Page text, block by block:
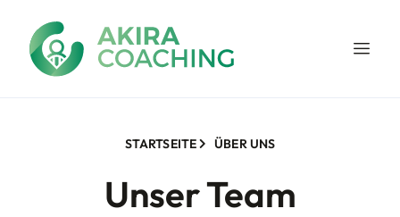
STARTSEITE ÜBER UNS
Unser Team